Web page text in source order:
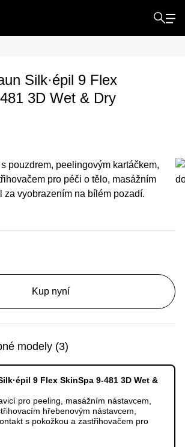
Silk·épil 9 Flex
3D Wet & Dry
Kup nyní
modely (3)
9 Flex SkinSpa 9-481 3D Wet &
pro peeling, masážním nástavcem,
hřebenovým nástavcem,
s pokožkou a zastřihovačem pro